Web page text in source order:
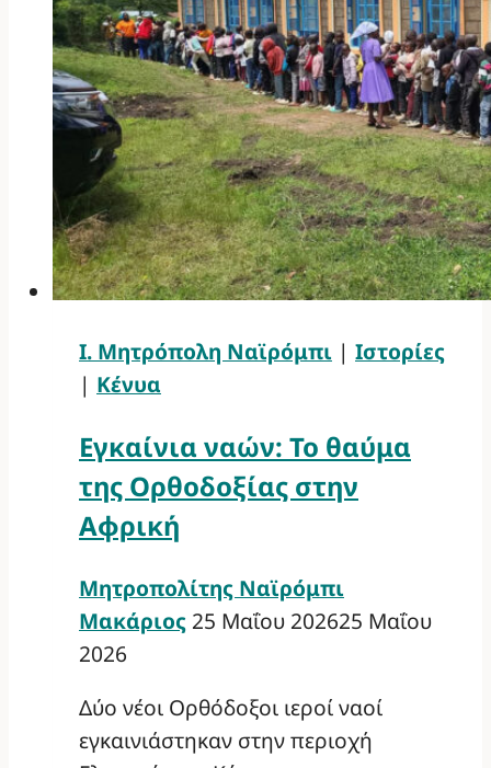
Ι. Μητρόπολη Ναϊρόμπι | Ιστορίες
| Κένυα
Εγκαίνια ναών: Το θαύμα
της Ορθοδοξίας στην
Αφρική
Μητροπολίτης Ναϊρόμπι
Μακάριος 25 Μαΐου 202625 Μαΐου
2026
Δύο νέοι Ορθόδοξοι ιεροί ναοί
εγκαινιάστηκαν στην περιοχή